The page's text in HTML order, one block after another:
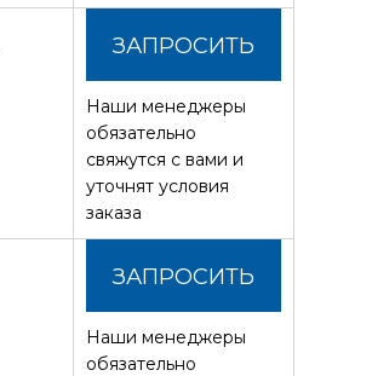
ЗАПРОСИТЬ
СТОИМОСТЬ
Наши менеджеры
обязательно
свяжутся с вами и
уточнят условия
заказа
ЗАПРОСИТЬ
СТОИМОСТЬ
Наши менеджеры
обязательно